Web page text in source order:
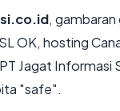
,
OK, hosting
Jagat Informasi
"safe".